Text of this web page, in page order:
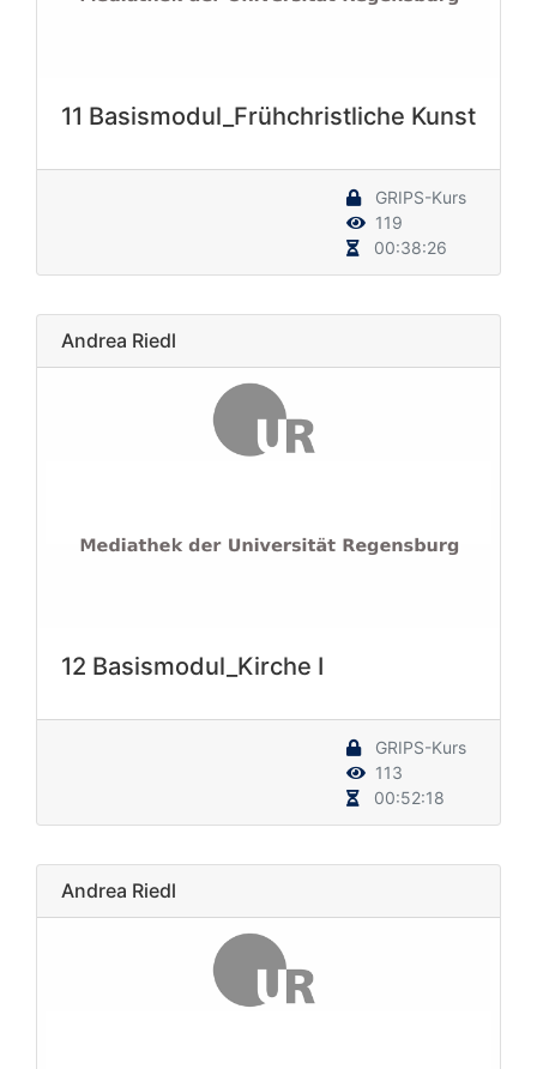
11 Basismodul_Frühchristliche Kunst
GRIPS-Kurs
119
00:38:26
Andrea Riedl
12 Basismodul_Kirche I
GRIPS-Kurs
113
00:52:18
Andrea Riedl